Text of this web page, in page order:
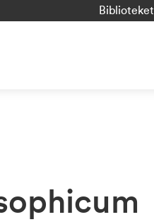
Biblioteket